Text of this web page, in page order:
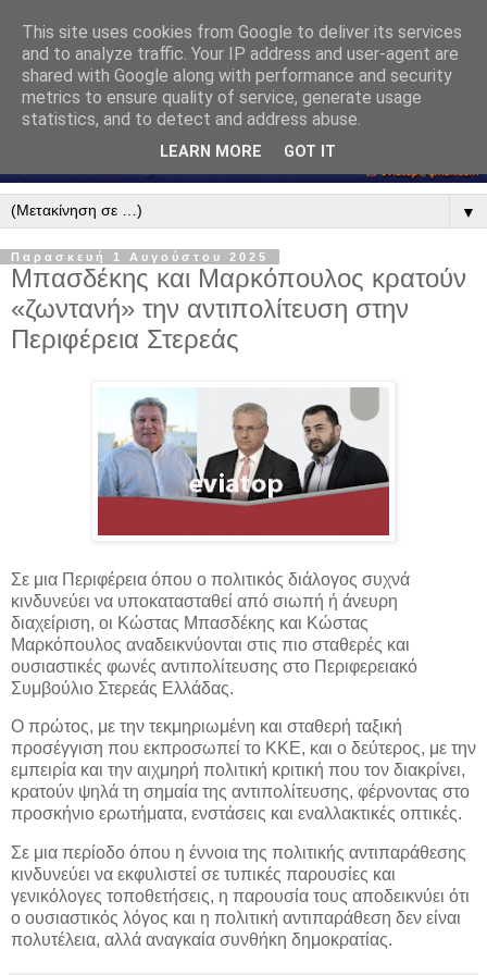
▼
Παρασκευή 1 Αυγούστου 2025
Μπασδέκης και Μαρκόπουλος κρατούν
«ζωντανή» την αντιπολίτευση στην
Περιφέρεια Στερεάς
Σε μια Περιφέρεια όπου ο πολιτικός διάλογος συχνά
κινδυνεύει να υποκατασταθεί από σιωπή ή άνευρη
διαχείριση, οι Κώστας Μπασδέκης και Κώστας
Μαρκόπουλος αναδεικνύονται στις πιο σταθερές και
ουσιαστικές φωνές αντιπολίτευσης στο Περιφερειακό
Συμβούλιο Στερεάς Ελλάδας.
Ο πρώτος, με την τεκμηριωμένη και σταθερή ταξική
προσέγγιση που εκπροσωπεί το ΚΚΕ, και ο δεύτερος, με την
εμπειρία και την αιχμηρή πολιτική κριτική που τον διακρίνει,
κρατούν ψηλά τη σημαία της αντιπολίτευσης, φέρνοντας στο
προσκήνιο ερωτήματα, ενστάσεις και εναλλακτικές οπτικές.
Σε μια περίοδο όπου η έννοια της πολιτικής αντιπαράθεσης
κινδυνεύει να εκφυλιστεί σε τυπικές παρουσίες και
γενικόλογες τοποθετήσεις, η παρουσία τους αποδεικνύει ότι
ο ουσιαστικός λόγος και η πολιτική αντιπαράθεση δεν είναι
πολυτέλεια, αλλά αναγκαία συνθήκη δημοκρατίας.
This site uses cookies from Google to deliver its services
and to analyze traffic. Your IP address and user-agent are
shared with Google along with performance and security
metrics to ensure quality of service, generate usage
statistics, and to detect and address abuse.
LEARN MORE GOT IT